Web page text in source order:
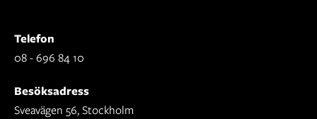
Telefon
08 - 696 84 10
Besöksadress
Sveavägen 56, Stockholm